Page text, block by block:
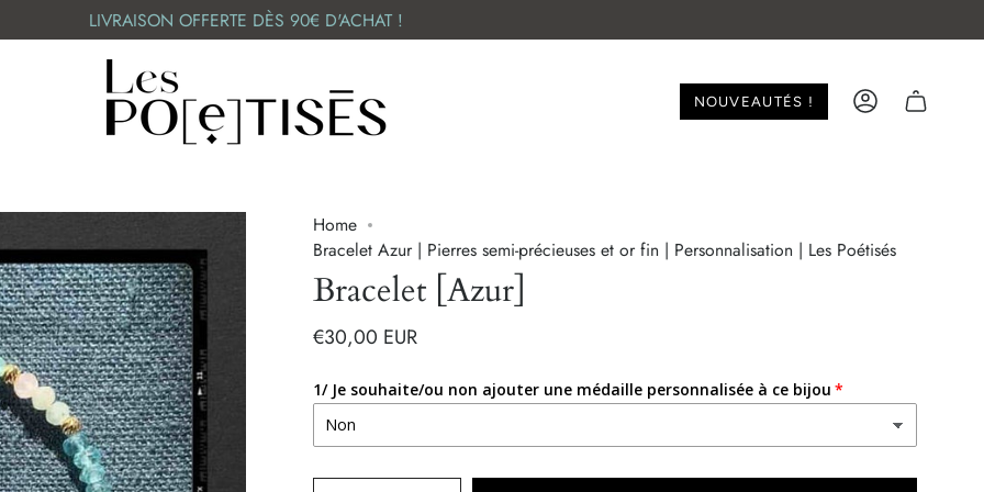
LIVRAISON OFFERTE DÈS 90€ D'ACHAT !
NOUVEAUTÉS ! ACCOUNT
Home
Bracelet Azur | Pierres semi-précieuses et or fin | Personnalisation | Les Poétisés
Bracelet [Azur]
€30,00 EUR
1/ Je souhaite/ou non ajouter une médaille personnalisée à ce bijou